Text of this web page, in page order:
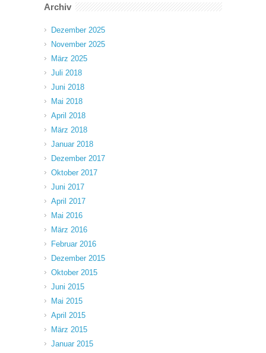
Archiv
Dezember 2025
November 2025
März 2025
Juli 2018
Juni 2018
Mai 2018
April 2018
März 2018
Januar 2018
Dezember 2017
Oktober 2017
Juni 2017
April 2017
Mai 2016
März 2016
Februar 2016
Dezember 2015
Oktober 2015
Juni 2015
Mai 2015
April 2015
März 2015
Januar 2015